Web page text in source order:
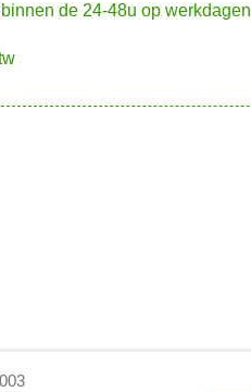
de 24-48u op werkdagen